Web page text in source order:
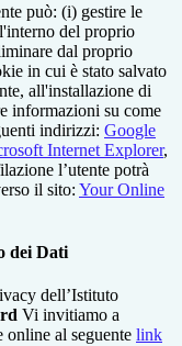
può: (i) gestire le
del proprio
dal proprio
in cui è stato salvato
all'installazione di
informazioni su come
indirizzi: Google
Internet Explorer,
l’utente potrà
il sito: Your Online
dei Dati
dell’Istituto
Vi invitiamo a
al seguente link